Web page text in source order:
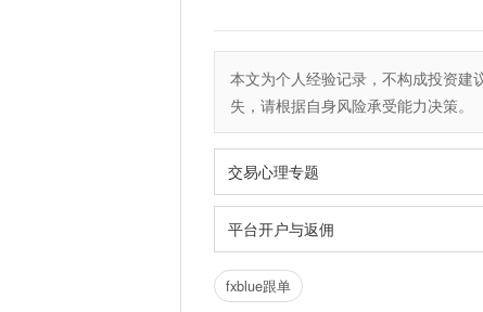
本文为个人经验记录，不构成投资建
失，请根据自身风险承受能力决策。
交易心理专题
平台开户与返佣
fxblue跟单